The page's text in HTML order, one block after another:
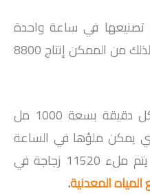
تصنيعها في ساعة واحدة
بماكينة 2 جالون 1100 زجاجة، لذلك من الممكن إنتاج 8800
– وقد يتم تعبئة 24 زجاجة كل دقيقة بسعة 1000 مل
يمكن ملؤها في الساعة
الواحدة 1440 زجاجة وبالتالي يتم ملء 11520 زجاجة في
المعدنية.